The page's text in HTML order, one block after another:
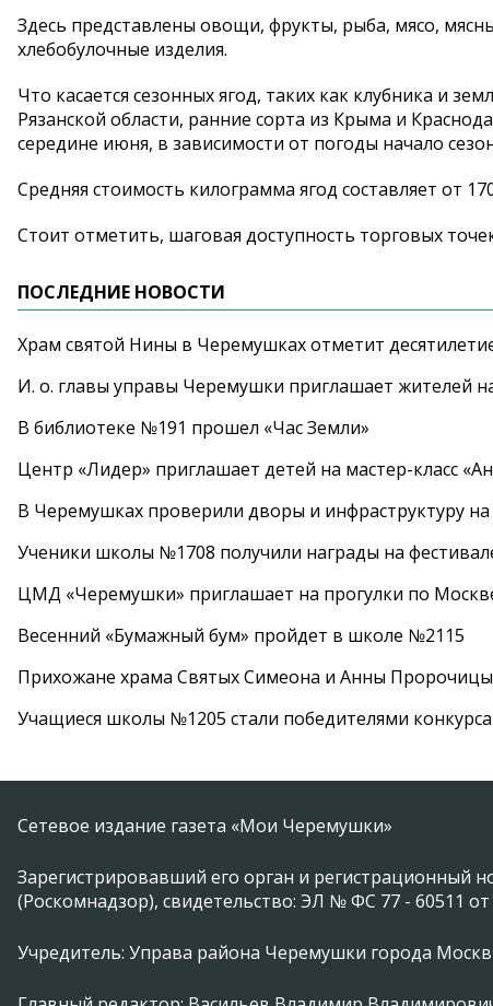
Здесь представлены овощи, фрукты, рыба, мясо,
хлебобулочные изделия.
Что касается сезонных ягод, таких как клубника и
Рязанской области, ранние сорта из Крыма и
середине июня, в зависимости от погоды начало
Средняя стоимость килограмма ягод составляет от
Стоит отметить, шаговая доступность торговых
ПОСЛЕДНИЕ НОВОСТИ
Храм святой Нины в Черемушках отметит
И. о. главы управы Черемушки приглашает жителей
В библиотеке №191 прошел «Час Земли»
Центр «Лидер» приглашает детей на мастер-класс
В Черемушках проверили дворы и инфраструктуру
Ученики школы №1708 получили награды на
ЦМД «Черемушки» приглашает на прогулки по
Весенний «Бумажный бум» пройдет в школе №2115
Прихожане храма Святых Симеона и Анны
Учащиеся школы №1205 стали победителями
Сетевое издание газета «Мои Черемушки»
Зарегистрировавший его орган и регистрационный
(Роскомнадзор), свидетельство: ЭЛ № ФС 77 - 60511 от
Учредитель: Управа района Черемушки города